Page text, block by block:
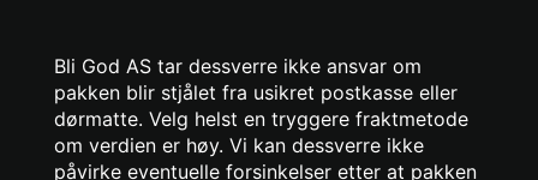
Bli God AS tar dessverre ikke ansvar om
pakken blir stjålet fra usikret postkasse eller
dørmatte. Velg helst en tryggere fraktmetode
om verdien er høy. Vi kan dessverre ikke
påvirke eventuelle forsinkelser etter at pakken